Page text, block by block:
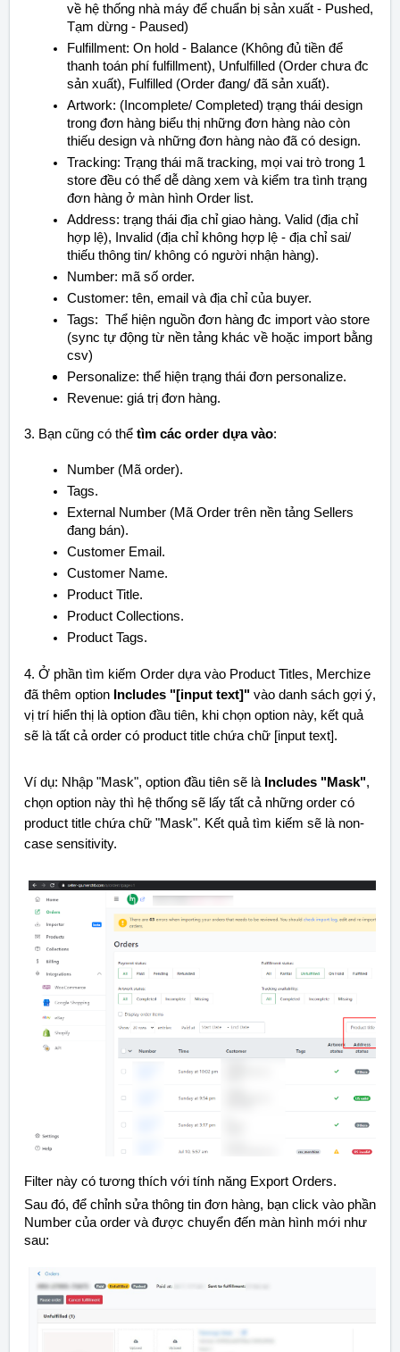
về hệ thống nhà máy để chuẩn bị sản xuất - Pushed,
Tạm dừng - Paused)
Fulfillment: On hold - Balance (Không đủ tiền để
thanh toán phí fulfillment), Unfulfilled (Order chưa đc
sản xuất), Fulfilled (Order đang/ đã sản xuất).
Artwork: (Incomplete/ Completed) trạng thái design
trong đơn hàng biểu thị những đơn hàng nào còn
thiếu design và những đơn hàng nào đã có design.
Tracking: Trạng thái mã tracking, mọi vai trò trong 1
store đều có thể dễ dàng xem và kiểm tra tình trạng
đơn hàng ở màn hình Order list.
Address: trạng thái địa chỉ giao hàng. Valid (địa chỉ
hợp lệ), Invalid (địa chỉ không hợp lệ - địa chỉ sai/
thiếu thông tin/ không có người nhận hàng).
Number: mã số order.
Customer: tên, email và địa chỉ của buyer.
Tags: Thể hiện nguồn đơn hàng đc import vào store
(sync tự động từ nền tảng khác về hoặc import bằng
csv)
Personalize: thể hiện trạng thái đơn personalize.
Revenue: giá trị đơn hàng.
3. Bạn cũng có thể tìm các order dựa vào:
Number (Mã order).
Tags.
External Number (Mã Order trên nền tảng Sellers
đang bán).
Customer Email.
Customer Name.
Product Title.
Product Collections.
Product Tags.
4. Ở phần tìm kiếm Order dựa vào Product Titles, Merchize
đã thêm option Includes "[input text]" vào danh sách gợi ý,
vị trí hiển thị là option đầu tiên, khi chọn option này, kết quả
sẽ là tất cả order có product title chứa chữ [input text].
Ví dụ: Nhập "Mask", option đầu tiên sẽ là Includes "Mask",
chọn option này thì hệ thống sẽ lấy tất cả những order có
product title chứa chữ "Mask". Kết quả tìm kiếm sẽ là non-
case sensitivity.
Filter này có tương thích với tính năng Export Orders.
Sau đó, để chỉnh sửa thông tin đơn hàng, bạn click vào phần
Number của order và được chuyển đến màn hình mới như
sau: